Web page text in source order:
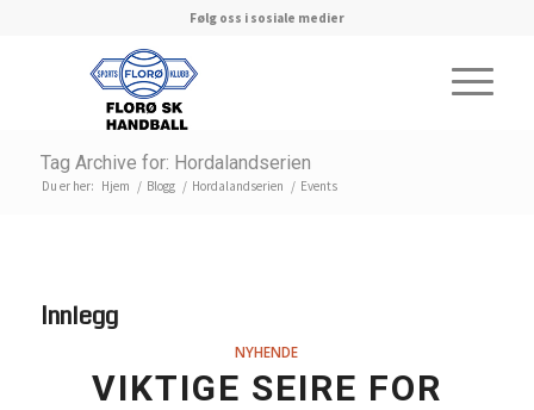
Følg oss i sosiale medier
Tag Archive for: Hordalandserien
Du er her: Hjem / Blogg / Hordalandserien / Events
Innlegg
NYHENDE
VIKTIGE SEIRE FOR